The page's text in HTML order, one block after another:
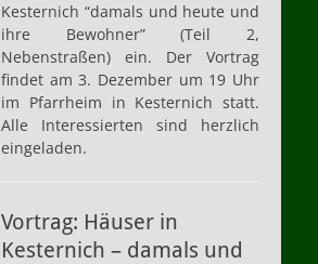
Kesternich “damals und heute und
ihre Bewohner” (Teil 2,
Nebenstraßen) ein. Der Vortrag
findet am 3. Dezember um 19 Uhr
im Pfarrheim in Kesternich statt.
Alle Interessierten sind herzlich
eingeladen.
Vortrag: Häuser in
Kesternich – damals und